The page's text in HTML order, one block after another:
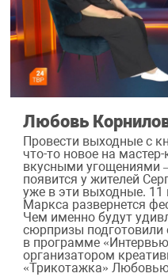
Любовь
Провести выходные с
что-то новое на
вкусными угощениями
появится у жителей
уже в эти выходные. 11
Маркса развернется
Чем именно будут
сюрпризы подготовили
в программе
организатором
«Трикотажка»